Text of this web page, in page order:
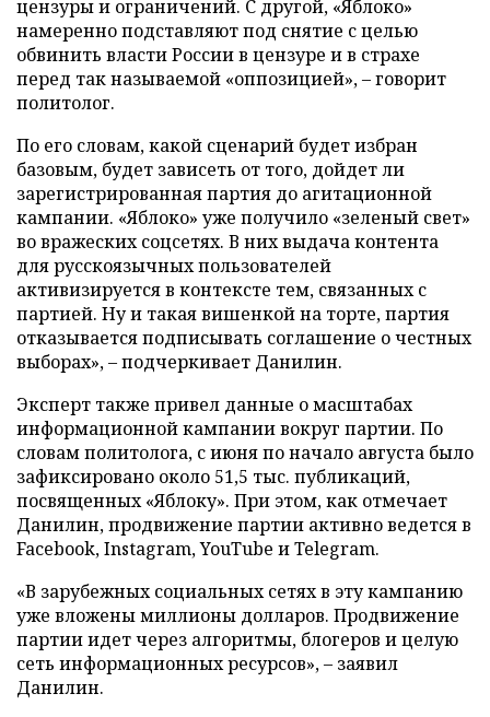
цензуры и ограничений. С другой, «Яблоко»
намеренно подставляют под снятие с целью
обвинить власти России в цензуре и в страхе
перед так называемой «оппозицией», – говорит
политолог.
По его словам, какой сценарий будет избран
базовым, будет зависеть от того, дойдет ли
зарегистрированная партия до агитационной
кампании. «Яблоко» уже получило «зеленый свет»
во вражеских соцсетях. В них выдача контента
для русскоязычных пользователей
активизируется в контексте тем, связанных с
партией. Ну и такая вишенкой на торте, партия
отказывается подписывать соглашение о честных
выборах», – подчеркивает Данилин.
Эксперт также привел данные о масштабах
информационной кампании вокруг партии. По
словам политолога, с июня по начало августа было
зафиксировано около 51,5 тыс. публикаций,
посвященных «Яблоку». При этом, как отмечает
Данилин, продвижение партии активно ведется в
Facebook, Instagram, YouTube и Telegram.
«В зарубежных социальных сетях в эту кампанию
уже вложены миллионы долларов. Продвижение
партии идет через алгоритмы, блогеров и целую
сеть информационных ресурсов», – заявил
Данилин.